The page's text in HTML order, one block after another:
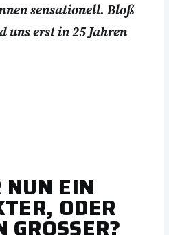
sensationell. Bloß
erst in 25 Jahren
NUN EIN
ODER